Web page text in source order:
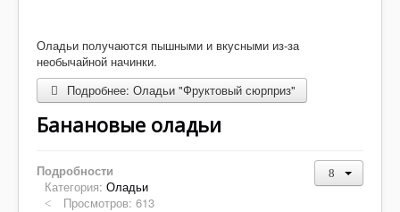
Оладьи получаются пышными и вкусными из-за
необычайной начинки.
Подробнее: Оладьи "Фруктовый сюрприз"
Банановые оладьи
Подробности
Категория: Оладьи
Просмотров: 613